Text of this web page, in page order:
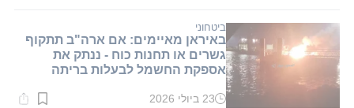
דקות.
ביטחוני
באיראן מאיימים: אם ארה"ב תתקוף
גשרים או תחנות כוח - ננתק את
אספקת החשמל לבעלות בריתה
זמן23 ביולי 2026